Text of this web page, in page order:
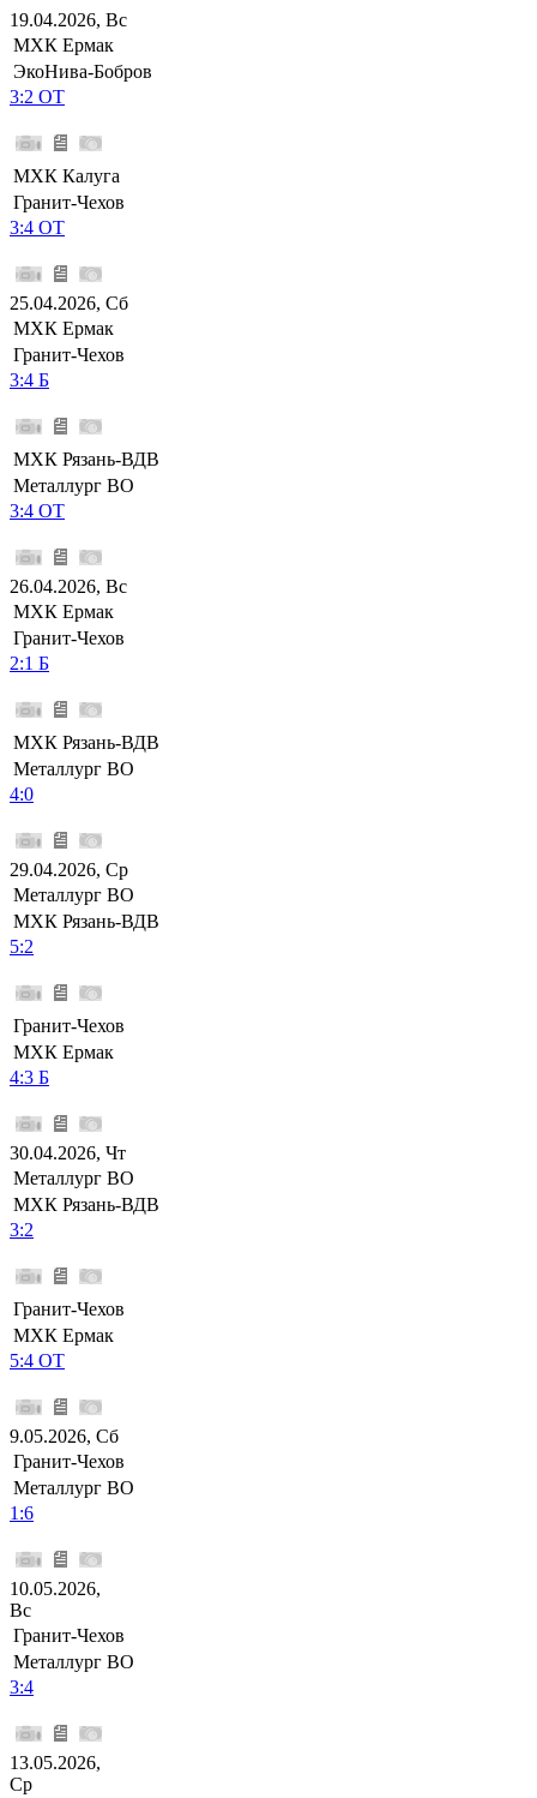
19.04.2026, Вс
МХК Ермак
ЭкоНива-Бобров
3:2 ОТ
МХК Калуга
Гранит-Чехов
3:4 ОТ
25.04.2026, Сб
МХК Ермак
Гранит-Чехов
3:4 Б
МХК Рязань-ВДВ
Металлург ВО
3:4 ОТ
26.04.2026, Вс
МХК Ермак
Гранит-Чехов
2:1 Б
МХК Рязань-ВДВ
Металлург ВО
4:0
29.04.2026, Ср
Металлург ВО
МХК Рязань-ВДВ
5:2
Гранит-Чехов
МХК Ермак
4:3 Б
30.04.2026, Чт
Металлург ВО
МХК Рязань-ВДВ
3:2
Гранит-Чехов
МХК Ермак
5:4 ОТ
9.05.2026, Сб
Гранит-Чехов
Металлург ВО
1:6
10.05.2026,
Вс
Гранит-Чехов
Металлург ВО
3:4
13.05.2026,
Ср